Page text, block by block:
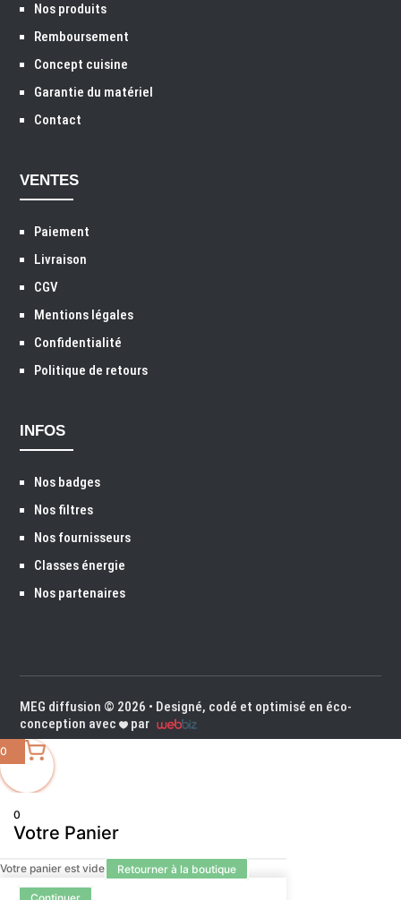
Nos produits
Remboursement
Concept cuisine
Garantie du matériel
Contact
VENTES
Paiement
Livraison
CGV
Mentions légales
Confidentialité
Politique de retours
INFOS
Nos badges
Nos filtres
Nos fournisseurs
Classes énergie
Nos partenaires
MEG diffusion © 2026 • Designé, codé et optimisé en éco-
conception avec
par
0
0
Votre Panier
Votre panier est vide Retourner à la boutique
Continuer